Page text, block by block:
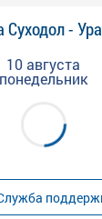
Суходол -
10 августа
понедельник